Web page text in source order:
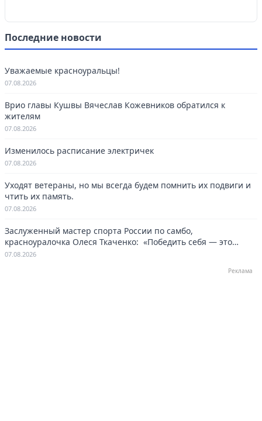
Последние новости
Уважаемые красноуральцы!
07.08.2026
Врио главы Кушвы Вячеслав Кожевников обратился к
жителям
07.08.2026
Изменилось расписание электричек
07.08.2026
Уходят ветераны, но мы всегда будем помнить их подвиги и
чтить их память.
07.08.2026
Заслуженный мастер спорта России по самбо,
красноуралочка Олеся Ткаченко: «Победить себя — это
навсегда»
07.08.2026
Реклама